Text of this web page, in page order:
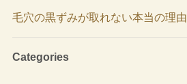
毛穴の黒ずみが取れない本当の理由
Categories